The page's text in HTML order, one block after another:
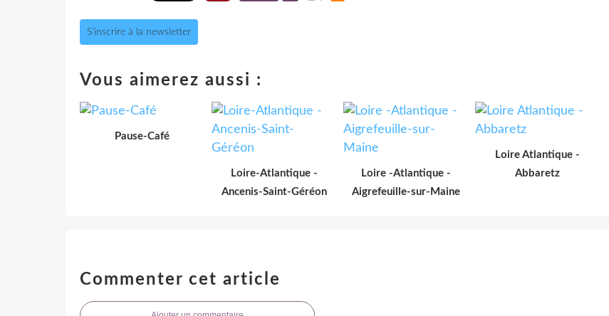
S'inscrire à la newsletter
Vous aimerez aussi :
Pause-Café
Loire-Atlantique -
Ancenis-Saint-Géréon
Loire -Atlantique -
Aigrefeuille-sur-Maine
Loire Atlantique -
Abbaretz
Commenter cet article